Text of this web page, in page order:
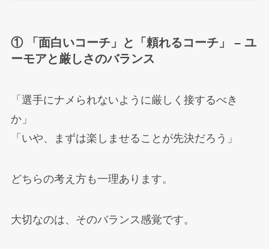
① 「面白いコーチ」と「頼れるコーチ」 – ユ
ーモアと厳しさのバランス
「選手にナメられないように厳しく接するべき
か」
「いや、まずは楽しませることが先決だろう」
どちらの考え方も一理あります。
大切なのは、そのバランス感覚です。